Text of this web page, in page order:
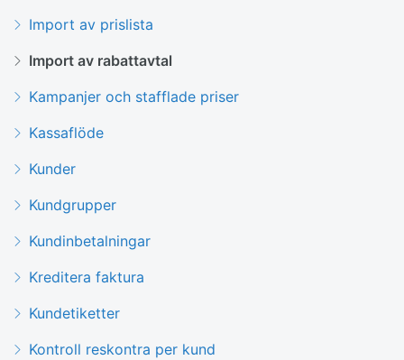
Import av prislista
Import av rabattavtal
Kampanjer och stafflade priser
Kassaflöde
Kunder
Kundgrupper
Kundinbetalningar
Kreditera faktura
Kundetiketter
Kontroll reskontra per kund